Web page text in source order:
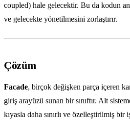
coupled) hale gelecektir. Bu da kodun
ve gelecekte yönetilmesini zorlaştırır.
Çözüm
Facade, birçok değişken parça içeren
giriş arayüzü sunan bir sınıftır. Alt
kıyasla daha sınırlı ve özelleştirilmiş bir